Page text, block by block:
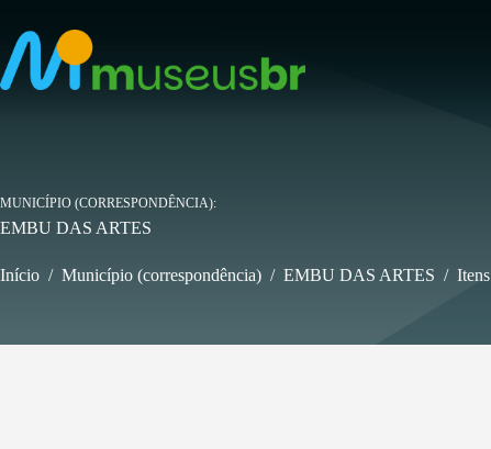
para
conteúdo
MUNICÍPIO (CORRESPONDÊNCIA)
EMBU DAS ARTES
Início / Município (correspondência) / EMBU DAS ARTES / Itens